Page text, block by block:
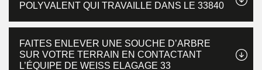
POLYVALENT QUI TRAVAILLE DANS LE 33840
FAITES ENLEVER UNE SOUCHE D’ARBRE
SUR VOTRE TERRAIN EN CONTACTANT
L’ÉQUIPE DE WEISS ELAGAGE 33